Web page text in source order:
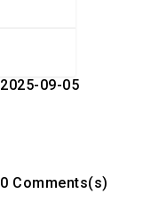
2025-09-05
0 Comments(s)